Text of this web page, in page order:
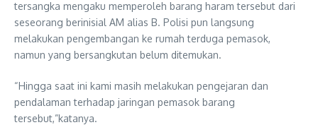
tersangka mengaku memperoleh barang haram tersebut dari
seseorang berinisial AM alias B. Polisi pun langsung
melakukan pengembangan ke rumah terduga pemasok,
namun yang bersangkutan belum ditemukan.
“Hingga saat ini kami masih melakukan pengejaran dan
pendalaman terhadap jaringan pemasok barang
tersebut,”katanya.